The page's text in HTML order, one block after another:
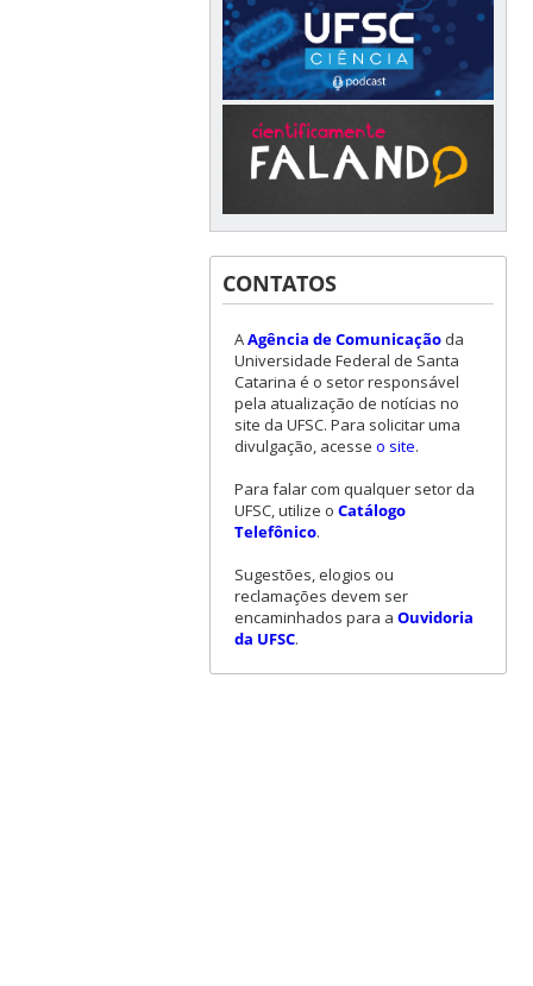
CONTATOS
AAgência de Comunicaçãoda
Universidade Federal de Santa
Catarina é o setor responsável
pela atualização de notícias no
site da UFSC. Para solicitar uma
divulgação, acesse o site.
Para falar com qualquer setor da
UFSC, utilize o Catálogo
Telefônico.
Sugestões, elogios ou
reclamações devem ser
encaminhados para a Ouvidoria
da UFSC.